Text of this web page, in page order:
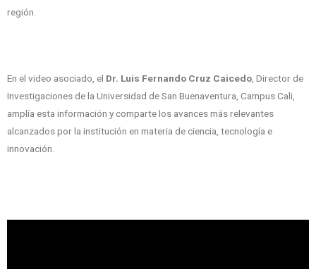
región.
En el video asociado, el Dr. Luis Fernando Cruz Caicedo , Director de
Investigaciones de la Universidad de San Buenaventura, Campus Cali,
amplía esta información y comparte los avances más relevantes
alcanzados por la institución en materia de ciencia, tecnología e
innovación.